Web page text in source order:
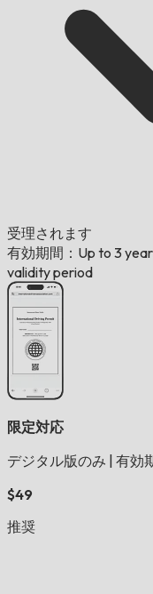
受理されます
有効期間：Up to 3
validity period
限定対応
デジタル版のみ 有効
$49
推奨